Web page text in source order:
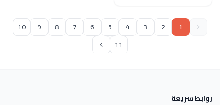
1
2
3
4
5
6
7
8
9
10
11
روابط سريعة